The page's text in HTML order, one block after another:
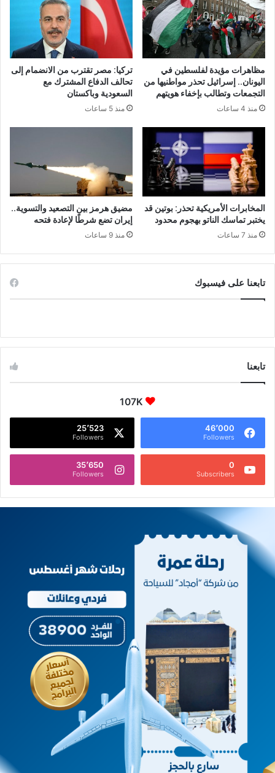
مظاهرات مؤيدة لفلسطين في
اليونان.. إسرائيل تحذر مواطنيها من
التجمعات وتطالب بإخفاء هويتهم
منذ 4 ساعات
تركيا: مصر تقترب من الانضمام إلى
تحالف الدفاع المشترك مع
السعودية وباكستان
منذ 5 ساعات
المخابرات الأمريكية تحذر: بوتين قد
يختبر تماسك الناتو بهجوم محدود
منذ 7 ساعات
مضيق هرمز بين التصعيد والتسوية..
إيران تضع شرطًا لإعادة فتحه
منذ 9 ساعات
تابعنا على فيسبوك
تابعنا
107K
46٬000
Followers
25٬523
Followers
0
Subscribers
35٬650
Followers